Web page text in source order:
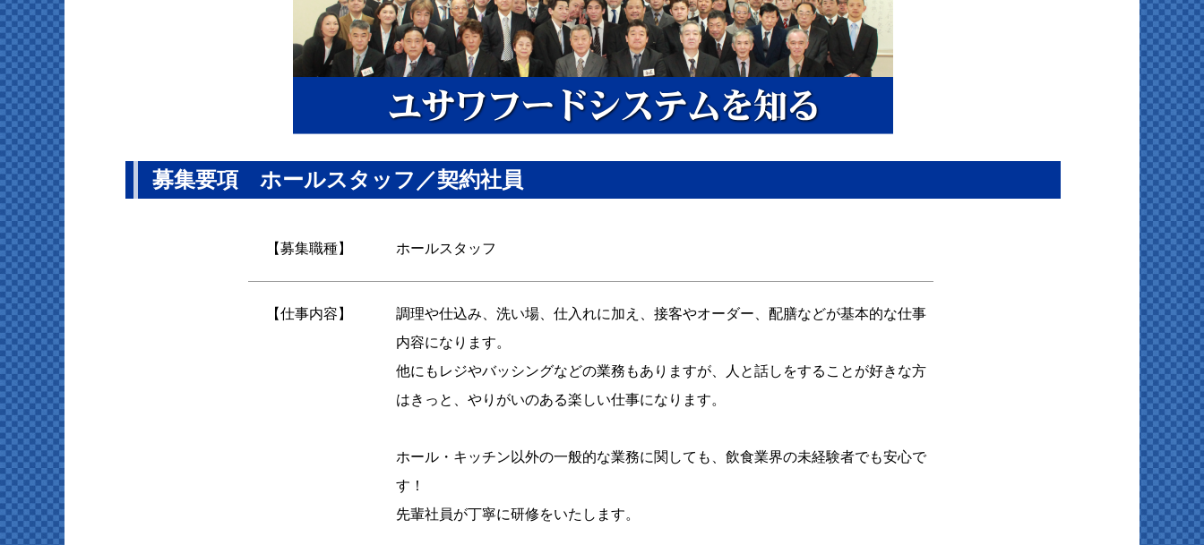
募集要項 ホールスタッフ／契約社員
【募集職種】 ホールスタッフ
【仕事内容】
調理や仕込み、洗い場、仕入れに加え、接客やオーダー、配膳などが基本的な仕事
内容になります。
他にもレジやバッシングなどの業務もありますが、人と話しをすることが好きな方
はきっと、やりがいのある楽しい仕事になります。
ホール・キッチン以外の一般的な業務に関しても、飲食業界の未経験者でも安心で
す！
先輩社員が丁寧に研修をいたします。